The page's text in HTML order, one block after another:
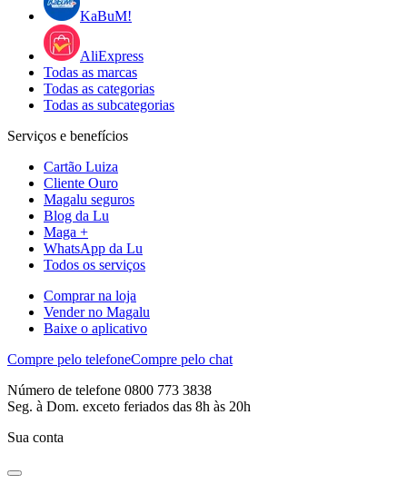
KaBuM!
AliExpress
Todas as marcas
Todas as categorias
Todas as subcategorias
Serviços e benefícios
Cartão Luiza
Cliente Ouro
Magalu seguros
Blog da Lu
Maga +
WhatsApp da Lu
Todos os serviços
Comprar na loja
Vender no Magalu
Baixe o aplicativo
Compre pelo telefoneCompre pelo chat
Número de telefone 0800 773 3838
Seg. à Dom. exceto feriados das 8h às 20h
Sua conta